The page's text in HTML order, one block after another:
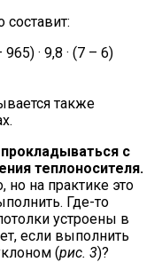
составит:
· 9,8 · (7 – 6)
также
с
теплоносителя.
на практике это
Где-то
устроены в
если выполнить
(рис. 3)?